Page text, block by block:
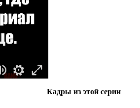
Кадры из этой серии